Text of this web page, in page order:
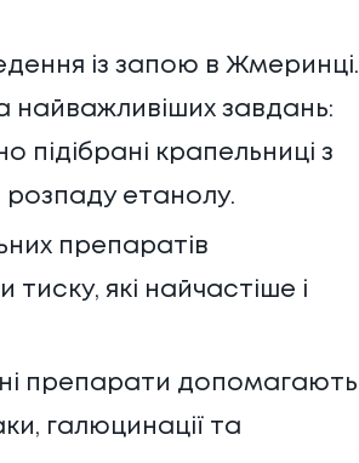
із запою в Жмеринці.
найважливіших завдань:
підібрані крапельниці з
етанолу.
препаратів
тиску, які найчастіше і
препарати допомагають
галюцинації та